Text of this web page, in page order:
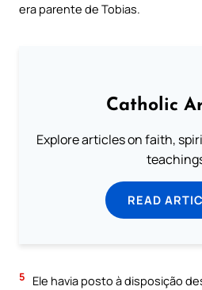
era parente de Tobias.
Catholic
Explore articles on faith,
READ
5
Ele havia posto à disposição